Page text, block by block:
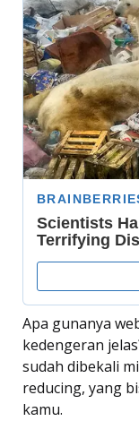
Apa gunanya
kedengeran
sudah dibekali
reducing, yang
kamu.